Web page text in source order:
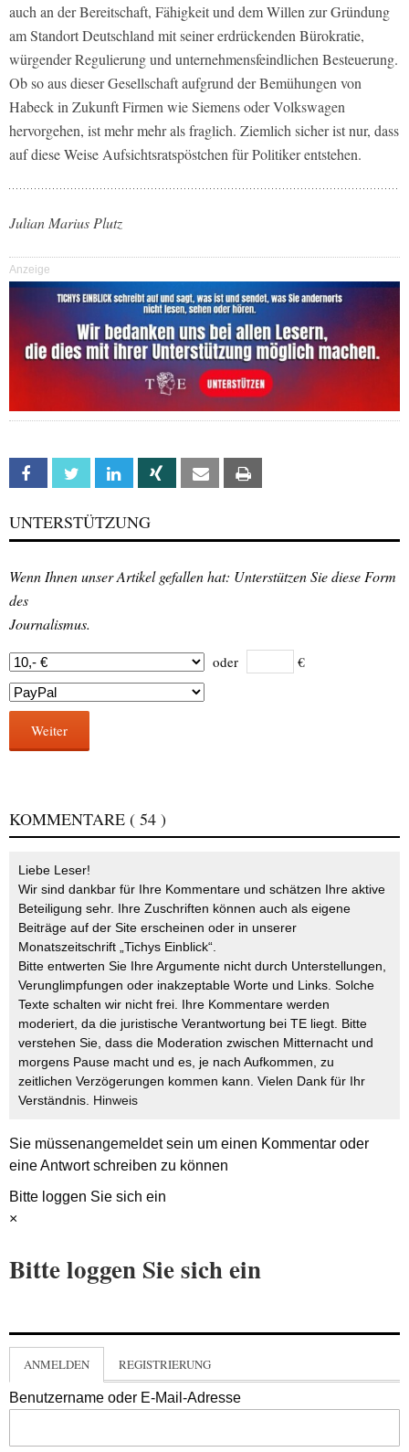
auch an der Bereitschaft, Fähigkeit und dem Willen zur Gründung
am Standort Deutschland mit seiner erdrückenden Bürokratie,
würgender Regulierung und unternehmensfeindlichen Besteuerung.
Ob so aus dieser Gesellschaft aufgrund der Bemühungen von
Habeck in Zukunft Firmen wie Siemens oder Volkswagen
hervorgehen, ist mehr mehr als fraglich. Ziemlich sicher ist nur, dass
auf diese Weise Aufsichtsratspöstchen für Politiker entstehen.
Julian Marius Plutz
Anzeige
Facebook Twitter Linkedin Xing Email
UNTERSTÜTZUNG
Wenn Ihnen unser Artikel gefallen hat: Unterstützen Sie diese Form
des
Journalismus.
oder €
Weiter
KOMMENTARE ( 54 )
Liebe Leser!
Wir sind dankbar für Ihre Kommentare und schätzen Ihre aktive
Beteiligung sehr. Ihre Zuschriften können auch als eigene
Beiträge auf der Site erscheinen oder in unserer
Monatszeitschrift „Tichys Einblick“.
Bitte entwerten Sie Ihre Argumente nicht durch Unterstellungen,
Verunglimpfungen oder inakzeptable Worte und Links. Solche
Texte schalten wir nicht frei. Ihre Kommentare werden
moderiert, da die juristische Verantwortung bei TE liegt. Bitte
verstehen Sie, dass die Moderation zwischen Mitternacht und
morgens Pause macht und es, je nach Aufkommen, zu
zeitlichen Verzögerungen kommen kann. Vielen Dank für Ihr
Verständnis. Hinweis
Sie müssenangemeldetsein um einen Kommentar oder
eine Antwort schreiben zu können
Bitte loggen Sie sich ein
×
Bitte loggen Sie sich ein
ANMELDEN REGISTRIERUNG
Benutzername oder E-Mail-Adresse